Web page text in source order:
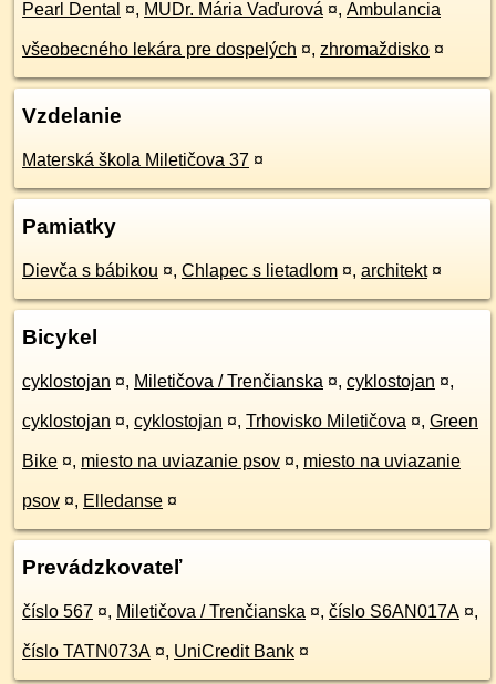
Pearl Dental ¤, MUDr. Mária Vaďurová ¤, Ambulancia
všeobecného lekára pre dospelých ¤, zhromaždisko ¤
Vzdelanie
Materská škola Miletičova 37 ¤
Pamiatky
Dievča s bábikou ¤, Chlapec s lietadlom ¤, architekt ¤
Bicykel
cyklostojan ¤, Miletičova / Trenčianska ¤, cyklostojan ¤,
cyklostojan ¤, cyklostojan ¤, Trhovisko Miletičova ¤, Green
Bike ¤, miesto na uviazanie psov ¤, miesto na uviazanie
psov ¤, Elledanse ¤
Prevádzkovateľ
číslo 567 ¤, Miletičova / Trenčianska ¤, číslo S6AN017A ¤,
číslo TATN073A ¤, UniCredit Bank ¤